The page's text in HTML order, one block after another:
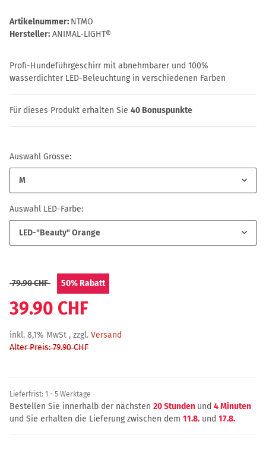
Artikelnummer: NTMO
Hersteller: ANIMAL-LIGHT®
Profi-Hundeführgeschirr mit abnehmbarer und 100%
wasserdichter LED-Beleuchtung in verschiedenen Farben
Für dieses Produkt erhalten Sie 40 Bonuspunkte
Auswahl Grösse:
M
Auswahl LED-Farbe:
LED-"Beauty" Orange
79.90 CHF 50% Rabatt
39.90 CHF
inkl. 8,1% MwSt , zzgl. Versand
Alter Preis: 79.90 CHF
Lieferfrist: 1 - 5 Werktage
Bestellen Sie innerhalb der nächsten 20 Stunden und 4 Minuten
und Sie erhalten die Lieferung zwischen dem 11.8. und 17.8.